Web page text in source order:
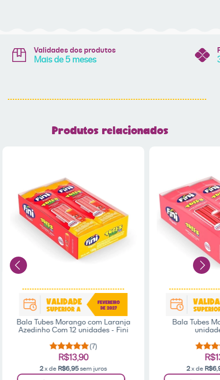
Validades dos produtos
Mais de 5 meses
Produtos relacionados
Bala Tubes Morango com Laranja
Azedinho Com 12 unidades - Fini
(7)
R$13,90
2x deR$6,95sem juros
Bala Tubes
2 x de